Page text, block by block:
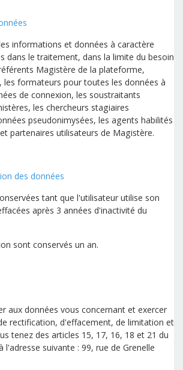
informations et données à caractère
dans le traitement, dans la limite du besoin
Magistère de la plateforme,
les formateurs pour toutes les données à
de connexion, les soustraitants
les chercheurs stagiaires
pseudonimysées, les agents habilités
partenaires utilisateurs de Magistère.
des données
tant que l'utilisateur utilise son
après 3 années d'inactivité du
sont conservés un an.
aux données vous concernant et exercer
rectification, d'effacement, de limitation et
tenez des articles 15, 17, 16, 18 et 21 du
l'adresse suivante : 99, rue de Grenelle